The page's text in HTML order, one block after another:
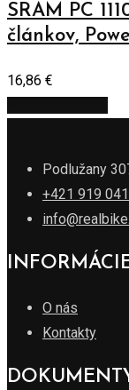
SRAM PC
článkov,
16,86 €
Podlužany
+421 919
O nás
Kontakty